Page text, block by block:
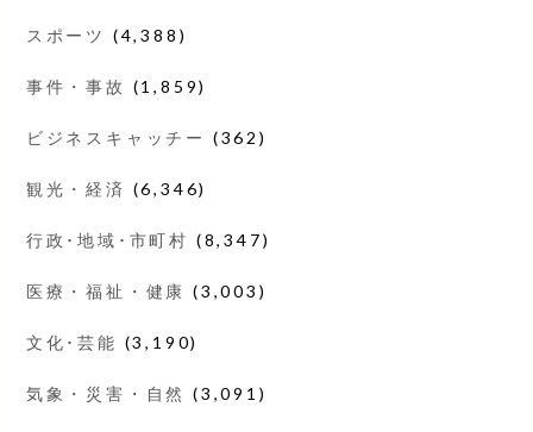
スポーツ (4,388)
事件・事故 (1,859)
ビジネスキャッチー (362)
観光・経済 (6,346)
行政･地域･市町村 (8,347)
医療・福祉・健康 (3,003)
文化･芸能 (3,190)
気象・災害・自然 (3,091)